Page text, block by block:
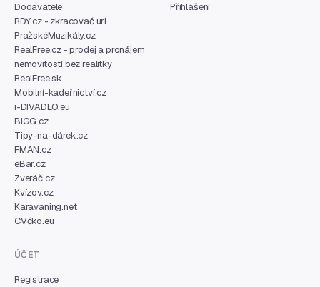
Dodavatelé
RDY.cz - zkracovač url
PražskéMuzikály.cz
RealFree.cz - prodej a pronájem
nemovitostí bez realitky
RealFree.sk
Mobilní-kadeřnictví.cz
i-DIVADLO.eu
BIGG.cz
Tipy-na-dárek.cz
FMAN.cz
eBar.cz
Zveráč.cz
Kvízov.cz
Karavaning.net
CVčko.eu
Přihlášení
ÚČET
Registrace